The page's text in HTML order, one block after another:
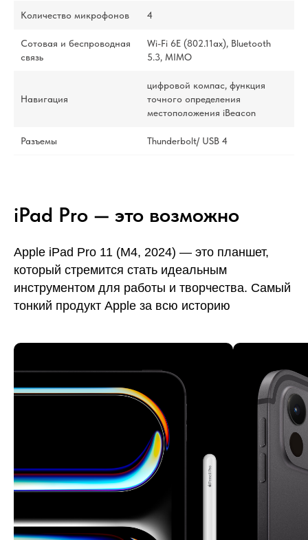
Количество микрофонов 4
Сотовая и беспроводная
связь
Wi-Fi 6E (802.11ax), Bluetooth
5.3, MIMO
Навигация
цифровой компас, функция
точного определения
местоположения iBeacon
Разъемы Thunderbolt/ USB 4
iPad Pro — это возможно
Apple iPad Pro 11 (M4, 2024) — это планшет,
который стремится стать идеальным
инструментом для работы и творчества. Самый
тонкий продукт Apple за всю историю